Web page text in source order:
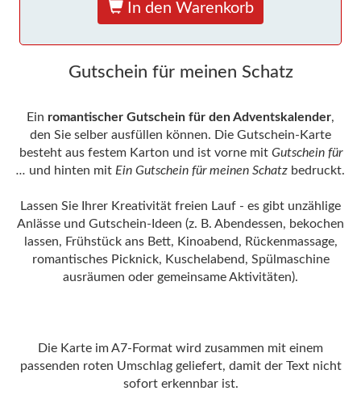
In den Warenkorb
Gutschein für meinen Schatz
Ein romantischer Gutschein für den Adventskalender,
den Sie selber ausfüllen können. Die Gutschein-Karte
besteht aus festem Karton und ist vorne mit Gutschein für
... und hinten mit Ein Gutschein für meinen Schatz bedruckt.
Lassen Sie Ihrer Kreativität freien Lauf - es gibt unzählige
Anlässe und Gutschein-Ideen (z. B. Abendessen, bekochen
lassen, Frühstück ans Bett, Kinoabend, Rückenmassage,
romantisches Picknick, Kuschelabend, Spülmaschine
ausräumen oder gemeinsame Aktivitäten).
Die Karte im A7-Format wird zusammen mit einem
passenden roten Umschlag geliefert, damit der Text nicht
sofort erkennbar ist.